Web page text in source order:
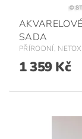
SADA
PŘÍRODNÍ,
1 359 Kč